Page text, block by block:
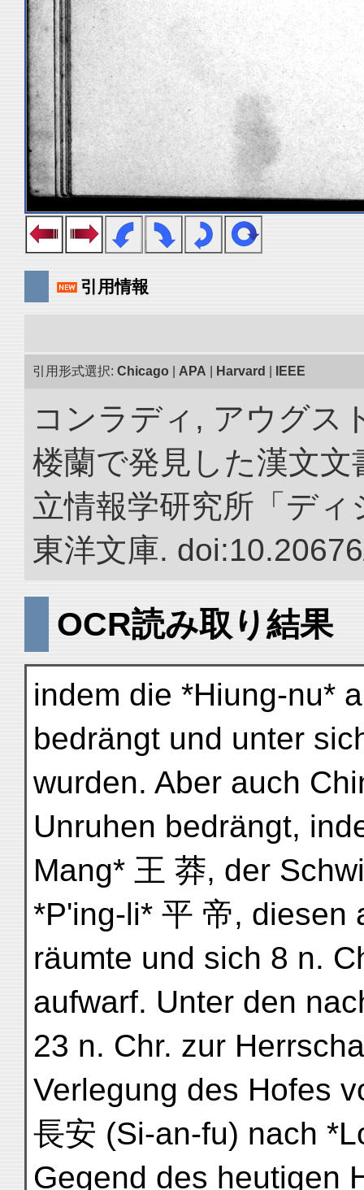
引用情報
引用形式選択: Chicago APA Harvard IEEE
コンラディ, アウグス
楼蘭で発見した漢文文
立情報学研究所「デ
東洋文庫.
OCR読み取り結果
indem die *Hiung-nu*
bedrängt und unter
wurden. Aber auch
Unruhen bedrängt,
Mang* 王 莽, der
*P'ing-li* 平 帝, diesen
räumte und sich 8 n.
aufwarf. Unter den
23 n. Chr. zur
Verlegung des Hofes
長安 (Si-an-fu) nach
Gegend des heutigen